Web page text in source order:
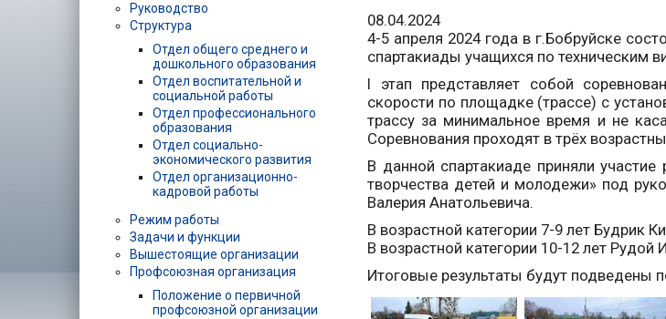
08.04.2024
4-5 апреля 2024 года в г.Бобруйске
спартакиады учащихся по техническим
I этап представляет собой
скорости по площадке (трассе) с
трассу за минимальное время и не
Соревнования проходят в трёх
В данной спартакиаде приняли
творчества детей и молодежи» под
Валерия Анатольевича.
В возрастной категории 7-9 лет Будрик
В возрастной категории 10-12 лет Рудой
Итоговые результаты будут подведены
Руководство
Структура
Отдел общего среднего и
дошкольного образования
Отдел воспитательной и
социальной работы
Отдел профессионального
образования
Отдел социально-
экономического развития
Отдел организационно-
кадровой работы
Режим работы
Задачи и функции
Вышестоящие организации
Профсоюзная организация
Положение о первичной
профсоюзной организации